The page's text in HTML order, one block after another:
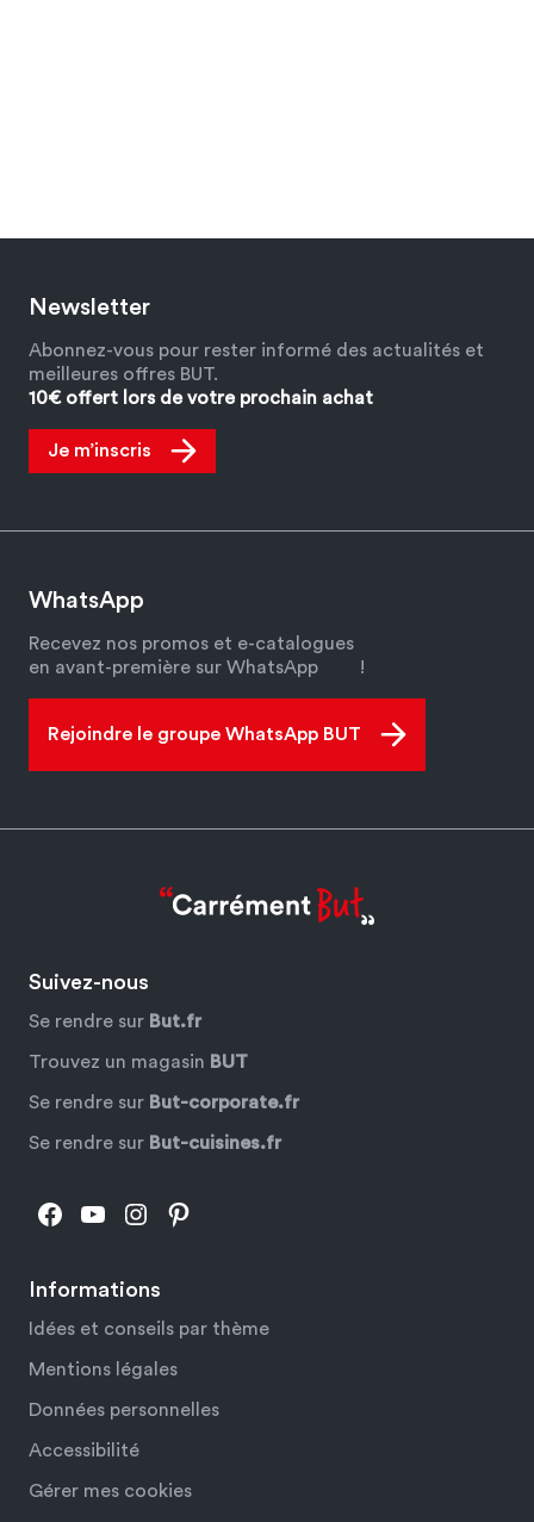
Newsletter
Abonnez-vous pour rester informé des actualités et
meilleures offres BUT.
10€ offert lors de votre prochain achat
Je m’inscris
WhatsApp
Recevez nos promos et e-catalogues
en avant-première sur WhatsApp
!
Rejoindre le groupe WhatsApp BUT
Informations
Idées et conseils par thème
Mentions légales
Données personnelles
Accessibilité
Gérer mes cookies
Suivez-nous
Se rendre sur But.fr
Trouvez un magasin BUT
Se rendre sur But-corporate.fr
Se rendre sur But-cuisines.fr
Facebook
YouTube
Instagram
Pinterest